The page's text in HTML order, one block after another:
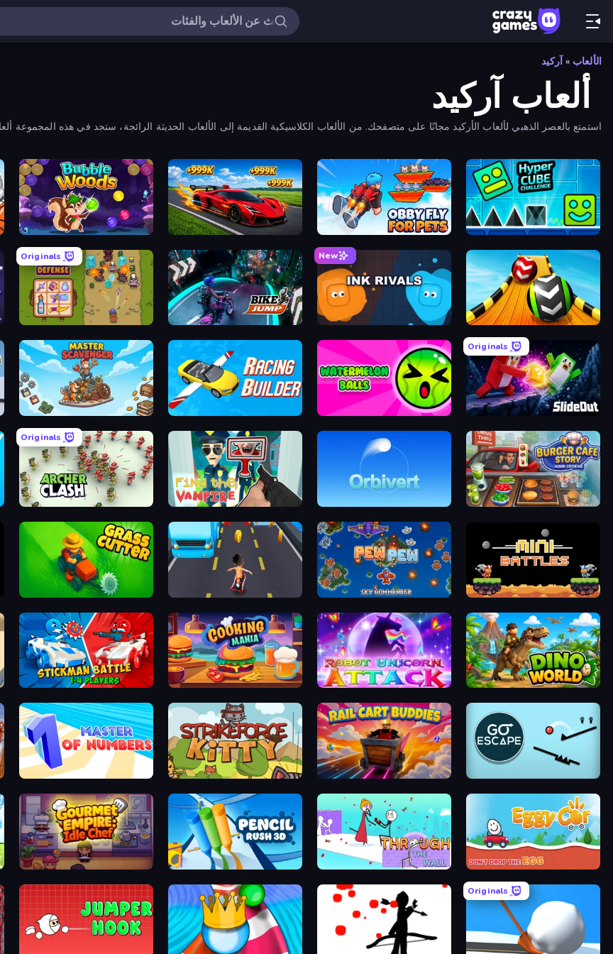
الألعاب » آركيد
ألعاب آركيد
استمتع بالعصر الذهبي لألعاب الأركيد مجانًا على متصفحك. من الألعاب الكلاسيكية القديمة إلى الألعاب الحديثة الرائجة، ستجد في هذه المجموعة
Hyper Cube Challenge
Obby Fly For Pets
Obby: +1 Speed Car Escape
Bubble Woods
Sky Balls 3D
New
Ink Rivals
Bike Jump
Originals
Bag Defense
Originals
Slide Out
Watermelon Balls
Racing Builder
Master Scavenger
Burger Cafe Story ASMR Cooking
Orbivert
Find the Vampire
Originals
Archer Clash
12 MiniBattles
Pew Pew
Bus and Subway Runner
Dino World
Robot Unicorn Attack
Cooking Mania
Stickman battle 1-4 Players
Go Escape
Rail Cart Buddies
StrikeForce Kitty
Master of Numbers
Eggy Car
Through the Wall
Pencil Rush
Gourmet Empire: Idle Chef
Originals